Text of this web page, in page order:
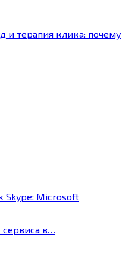
и терапия клика: почему
Skype: Microsoft
в…